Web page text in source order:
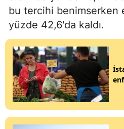
bu tercihi benimserken
yüzde 42,6'da kaldı.